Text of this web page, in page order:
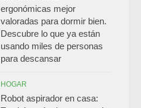
ergonómicas mejor
valoradas para dormir bien.
Descubre lo que ya están
usando miles de personas
para descansar
HOGAR
Robot aspirador en casa: